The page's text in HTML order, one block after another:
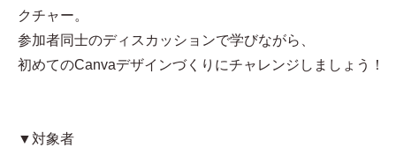
クチャー。
参加者同士のディスカッションで学びながら、
初めてのCanvaデザインづくりにチャレンジしましょう！
▼対象者